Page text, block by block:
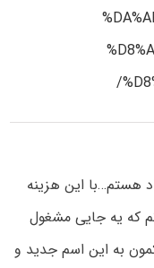
هستم…با این هزینه
که یه جایی مشغول
به این اسم جدید و